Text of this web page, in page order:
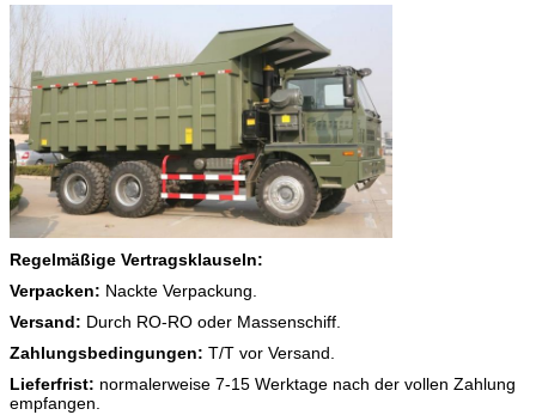
Regelmäßige Vertragsklauseln:
Verpacken: Nackte Verpackung.
Versand: Durch RO-RO oder Massenschiff.
Zahlungsbedingungen: T/T vor Versand.
Lieferfrist: normalerweise 7-15 Werktage nach der vollen Zahlung
empfangen.